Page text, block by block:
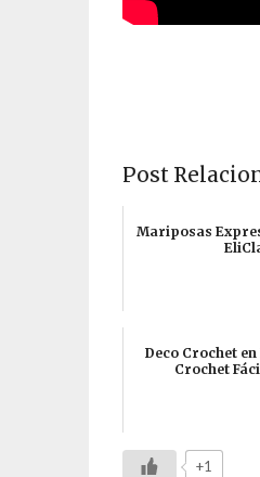
Post
Mariposas
Deco Crochet en
Crochet
+1